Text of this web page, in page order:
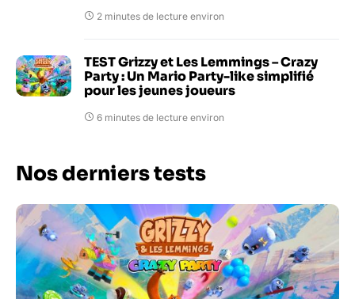
2 minutes de lecture environ
TEST Grizzy et Les Lemmings – Crazy
Party : Un Mario Party-like simplifié
pour les jeunes joueurs
6 minutes de lecture environ
Nos derniers tests